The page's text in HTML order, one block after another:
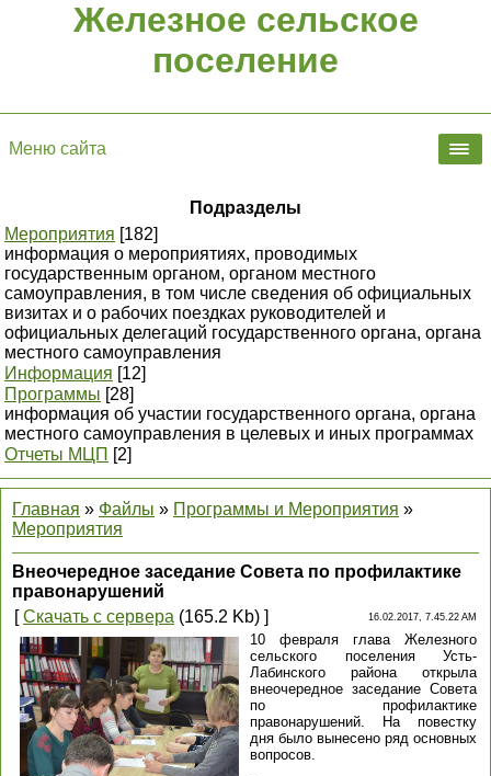
Железное сельское
поселение
Меню сайта
Подразделы
Мероприятия [182]
информация о мероприятиях, проводимых
государственным органом, органом местного
самоуправления, в том числе сведения об официальных
визитах и о рабочих поездках руководителей и
официальных делегаций государственного органа, органа
местного самоуправления
Информация [12]
Программы [28]
информация об участии государственного органа, органа
местного самоуправления в целевых и иных программах
Отчеты МЦП [2]
Главная » Файлы » Программы и Мероприятия »
Мероприятия
Внеочередное заседание Совета по профилактике
правонарушений
[Скачать с сервера (165.2 Kb) ] 16.02.2017, 7.45.22 AM
10 февраля глава Железного
сельского поселения Усть-
Лабинского района открыла
внеочередное заседание Совета
по профилактике
правонарушений. На повестку
дня было вынесено ряд основных
вопросов.